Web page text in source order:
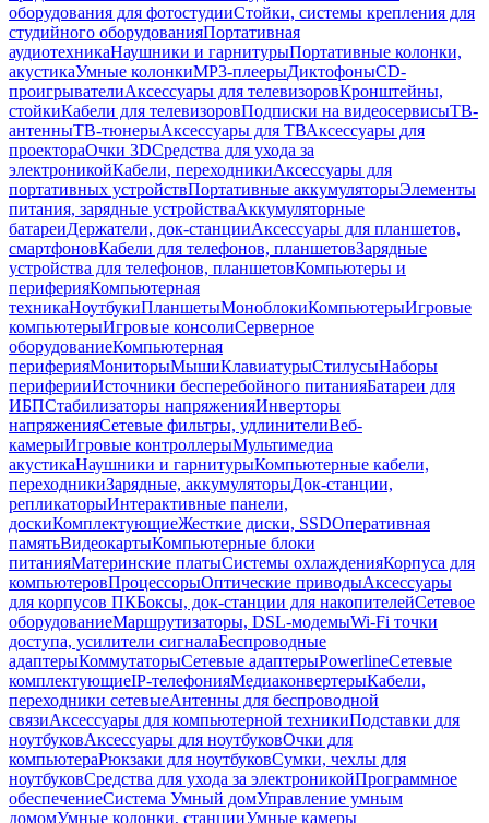
оборудования для фотостудииСтойки, системы крепления для
студийного оборудованияПортативная
аудиотехникаНаушники и гарнитурыПортативные колонки,
акустикаУмные колонкиMP3-плеерыДиктофоныCD-
проигрывателиАксессуары для телевизоровКронштейны,
стойкиКабели для телевизоровПодписки на видеосервисыТВ-
антенныТВ-тюнерыАксессуары для ТВАксессуары для
проектораОчки 3DСредства для ухода за
электроникойКабели, переходникиАксессуары для
портативных устройствПортативные аккумуляторыЭлементы
питания, зарядные устройстваАккумуляторные
батареиДержатели, док-станцииАксессуары для планшетов,
смартфоновКабели для телефонов, планшетовЗарядные
устройства для телефонов, планшетовКомпьютеры и
периферияКомпьютерная
техникаНоутбукиПланшетыМоноблокиКомпьютерыИгровые
компьютерыИгровые консолиСерверное
оборудованиеКомпьютерная
периферияМониторыМышиКлавиатурыСтилусыНаборы
периферииИсточники бесперебойного питанияБатареи для
ИБПСтабилизаторы напряженияИнверторы
напряженияСетевые фильтры, удлинителиВеб-
камерыИгровые контроллерыМультимедиа
акустикаНаушники и гарнитурыКомпьютерные кабели,
переходникиЗарядные, аккумуляторыДок-станции,
репликаторыИнтерактивные панели,
доскиКомплектующиеЖесткие диски, SSDОперативная
памятьВидеокартыКомпьютерные блоки
питанияМатеринские платыСистемы охлажденияКорпуса для
компьютеровПроцессорыОптические приводыАксессуары
для корпусов ПКБоксы, док-станции для накопителейСетевое
оборудованиеМаршрутизаторы, DSL-модемыWi-Fi точки
доступа, усилители сигналаБеспроводные
адаптерыКоммутаторыСетевые адаптерыPowerlineСетевые
комплектующиеIP-телефонияМедиаконвертерыКабели,
переходники сетевыеАнтенны для беспроводной
связиАксессуары для компьютерной техникиПодставки для
ноутбуковАксессуары для ноутбуковОчки для
компьютераРюкзаки для ноутбуковСумки, чехлы для
ноутбуковСредства для ухода за электроникойПрограммное
обеспечениеСистема Умный домУправление умным
домомУмные колонки, станцииУмные камеры